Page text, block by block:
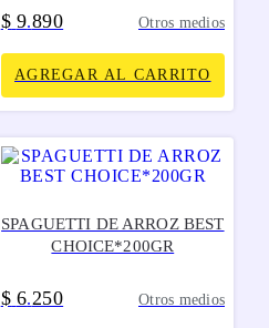
$ 9.890 Otros medios
AGREGAR AL CARRITO
SPAGUETTI DE ARROZ BEST
CHOICE*200GR
$ 6.250 Otros medios